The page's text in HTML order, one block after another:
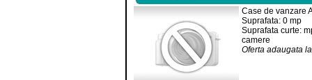
Case de vanzare
Suprafata: 0 mp
Suprafata curte:
camere
Oferta adaugata